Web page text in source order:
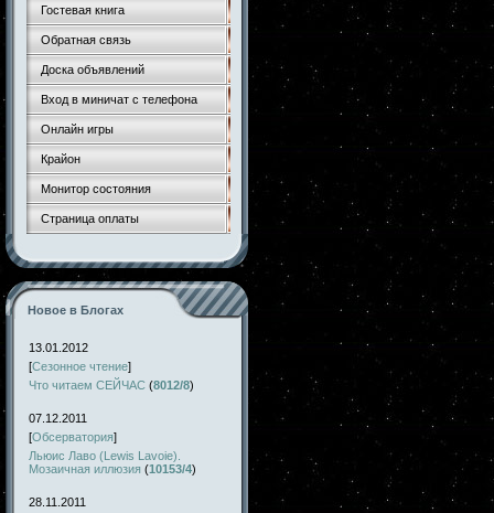
Гостевая книга
Обратная связь
Доска объявлений
Вход в миничат с телефона
Онлайн игры
Крайон
Монитор состояния
Страница оплаты
Новое в Блогах
13.01.2012
[Сезонное чтение]
Что читаем СЕЙЧАС (8012/8)
07.12.2011
[Обсерватория]
Льюис Лаво (Lewis Lavoie).
Мозаичная иллюзия (10153/4)
28.11.2011